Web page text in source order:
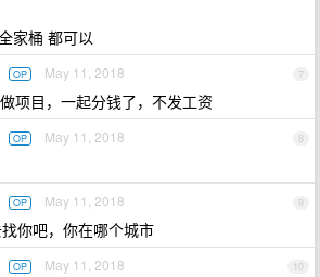
家桶 都可以
7
OP May 11, 2018
项目，一起分钱了，不发工资
8
OP May 11, 2018
9
OP May 11, 2018
你吧，你在哪个城市
10
OP May 11, 2018